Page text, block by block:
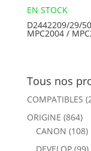
EN STOCK
D2442209/29/
MPC2004 /
Tous nos
COMPATIBLES
ORIGINE (864)
CANON (108)
DEVELOP (99)